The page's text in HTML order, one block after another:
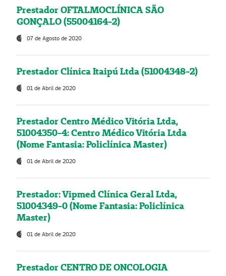
Prestador OFTALMOCLÍNICA SÃO
GONÇALO (55004164-2)
07 de Agosto de 2020
Prestador Clínica Itaipú Ltda (51004348-2)
01 de Abril de 2020
Prestador Centro Médico Vitória Ltda,
51004350-4: Centro Médico Vitória Ltda
(Nome Fantasia: Policlínica Master)
01 de Abril de 2020
Prestador: Vipmed Clínica Geral Ltda,
51004349-0 (Nome Fantasia: Policlínica
Master)
01 de Abril de 2020
Prestador CENTRO DE ONCOLOGIA